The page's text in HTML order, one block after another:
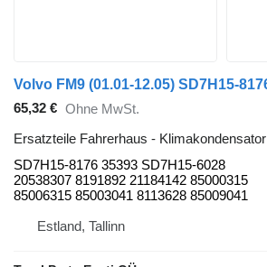
65,32 € Ohne MwSt.
Ersatzteile Fahrerhaus - Klimakondensator
SD7H15-8176 35393 SD7H15-6028
20538307 8191892 21184142 85000315
85006315 85003041 8113628 85009041
Estland, Tallinn